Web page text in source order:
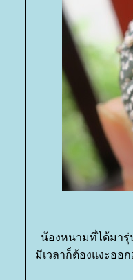
น้องหนามที่ได้มารุ่
มีเวลาก็ต้องแงะออ